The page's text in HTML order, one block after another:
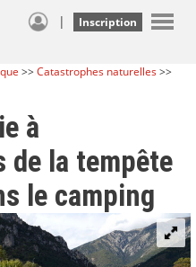
| Inscription
>>Catastrophes naturelles>>
à
de la tempête
le camping